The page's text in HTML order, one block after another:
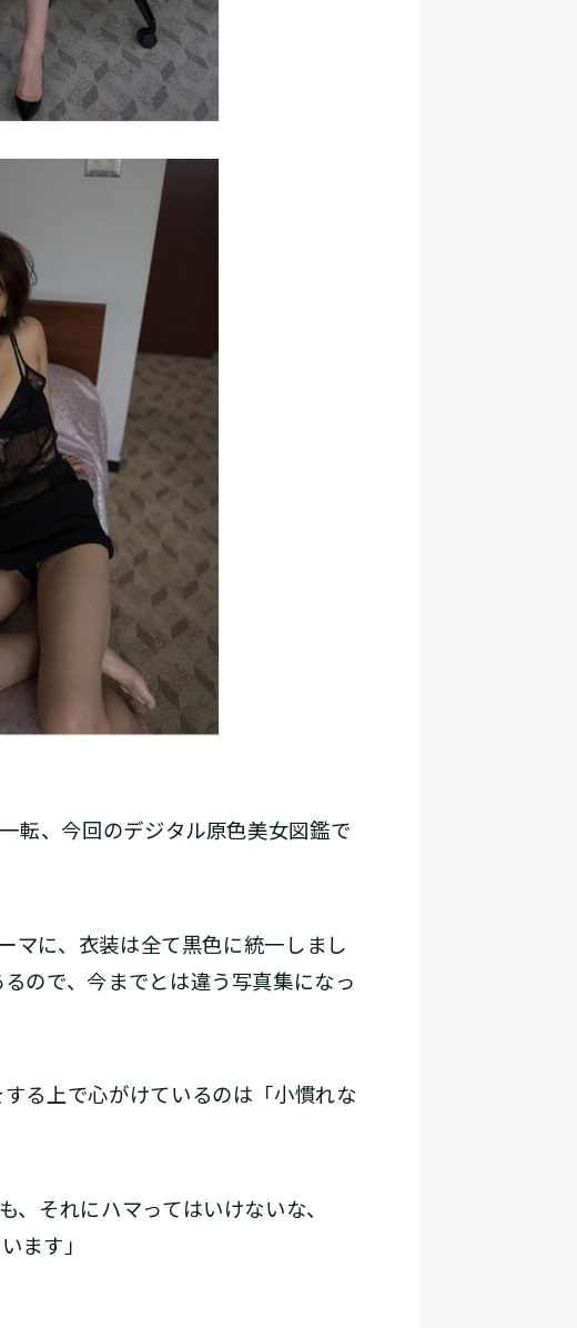
転、今回のデジタル原色美女図鑑で
マに、衣装は全て黒色に統一しまし
ので、今までとは違う写真集になっ
る上で心がけているのは「小慣れな
、それにハマってはいけないな、
ます」